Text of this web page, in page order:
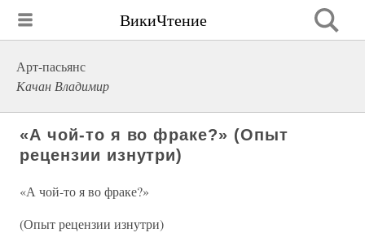
ВикиЧтение
Арт-пасьянс
Качан Владимир
«А чой-то я во фраке?» (Опыт
рецензии изнутри)
«А чой-то я во фраке?»
(Опыт рецензии изнутри)